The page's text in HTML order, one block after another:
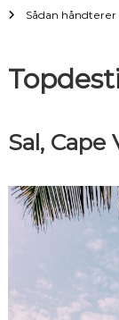
i
g
t
i
Sådan
Sal, Cape